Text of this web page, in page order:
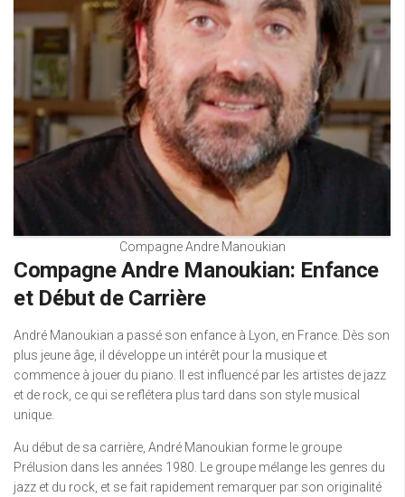
Compagne Andre Manoukian
Compagne Andre Manoukian: Enfance
et Début de Carrière
André Manoukian a passé son enfance à Lyon, en France. Dès son
plus jeune âge, il développe un intérêt pour la musique et
commence à jouer du piano. Il est influencé par les artistes de jazz
et de rock, ce qui se reflétera plus tard dans son style musical
unique.
Au début de sa carrière, André Manoukian forme le groupe
Prélusion dans les années 1980. Le groupe mélange les genres du
jazz et du rock, et se fait rapidement remarquer par son originalité